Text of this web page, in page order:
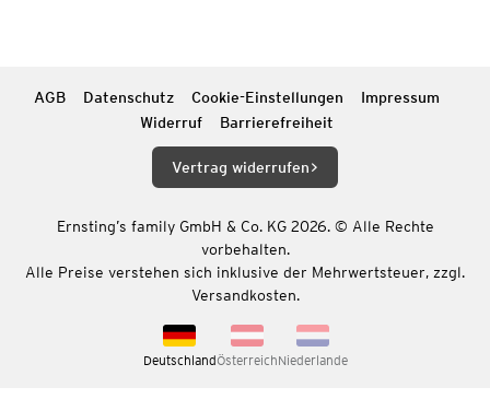
AGB Datenschutz Cookie-Einstellungen
Impressum
Widerruf
Barrierefreiheit
Vertrag widerrufen
Ernsting’s family GmbH & Co. KG 2026. © Alle Rechte
vorbehalten.
Alle Preise verstehen sich inklusive der Mehrwertsteuer, zzgl.
Versandkosten.
DeutschlandÖsterreichNiederlande